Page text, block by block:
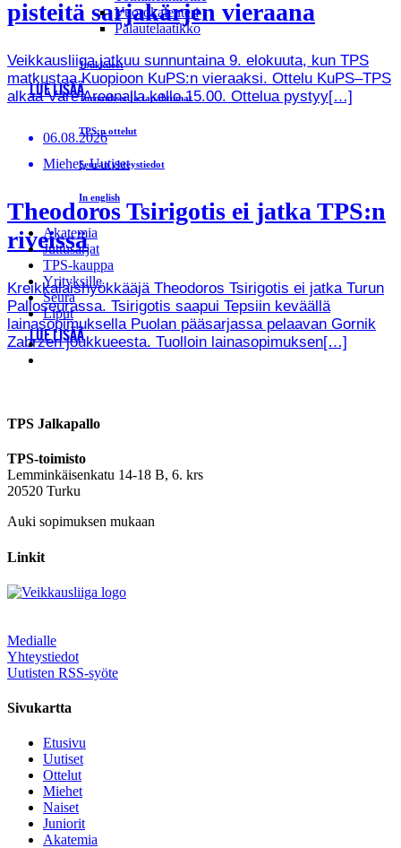
Vuorokalenteri
Palautelaatikko
Joukkueet
Turnaukset ja tapahtumat
TPS:n ottelut
Seuran yhteystiedot
In english
Akatemia
Juttusarjat
TPS-kauppa
Yrityksille
Seura
Liput
pisteitä sarjakärjen vieraana
Veikkausliiga jatkuu sunnuntaina 9. elokuuta, kun TPS
matkustaa Kuopioon KuPS:n vieraaksi. Ottelu KuPS–TPS
alkaa Väre Areenalla kello 15.00. Ottelua pystyy[…]
LUE LISÄÄ
06.08.2026
Miehet, Uutiset
Theodoros Tsirigotis ei jatka TPS:n
riveissä
Kreikkalaishyökkääjä Theodoros Tsirigotis ei jatka Turun
Palloseurassa. Tsirigotis saapui Tepsiin keväällä
lainasopimuksella Puolan pääsarjassa pelaavan Gornik
Zabrzen joukkueesta. Tuolloin lainasopimuksen[…]
LUE LISÄÄ
TPS Jalkapallo
TPS-toimisto
Lemminkäisenkatu 14-18 B, 6. krs
20520 Turku
Auki sopimuksen mukaan
Linkit
Medialle
Yhteystiedot
Uutisten RSS-syöte
Sivukartta
Etusivu
Uutiset
Ottelut
Miehet
Naiset
Juniorit
Akatemia